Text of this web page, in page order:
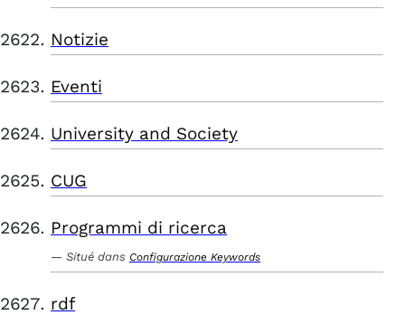
Notizie
Eventi
University and Society
CUG
Programmi di ricerca
Situé dans Configurazione Keywords
rdf